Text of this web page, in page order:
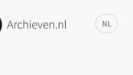
NL